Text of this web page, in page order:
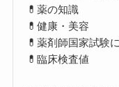
💊薬の知識
💊健康・美容
💊薬剤師国家試験
💊臨床検査値